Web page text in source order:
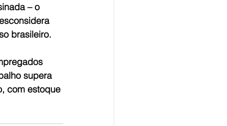
– o
brasileiro.
supera
com estoque